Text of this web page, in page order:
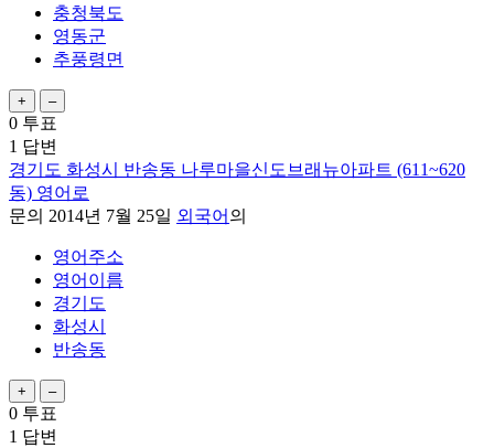
충청북도
영동군
추풍령면
0 투표
1 답변
경기도 화성시 반송동 나루마을신도브래뉴아파트 (611~620
동) 영어로
문의 2014년 7월 25일 외국어 의
영어주소
영어이름
경기도
화성시
반송동
0 투표
1 답변